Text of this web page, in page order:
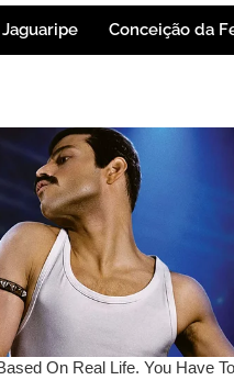
Jaguaripe Conceição da